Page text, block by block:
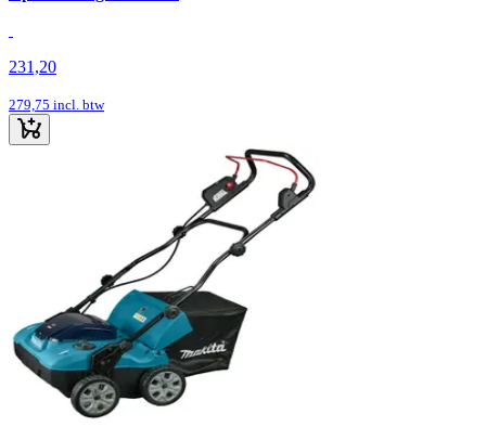
231,20
279,75 incl. btw